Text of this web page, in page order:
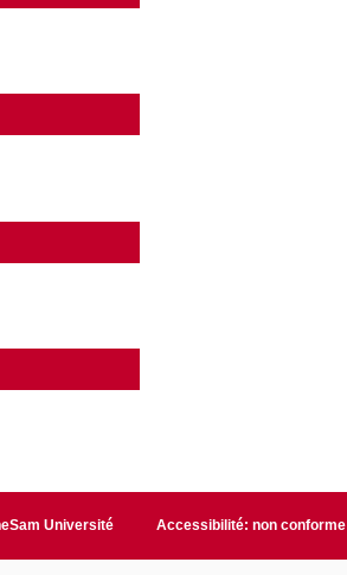
Université Accessibilité: non conforme